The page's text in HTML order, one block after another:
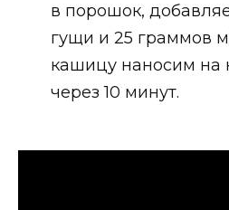
в порошок,
гущи и 25 граммов
кашицу наносим на
через 10 минут.